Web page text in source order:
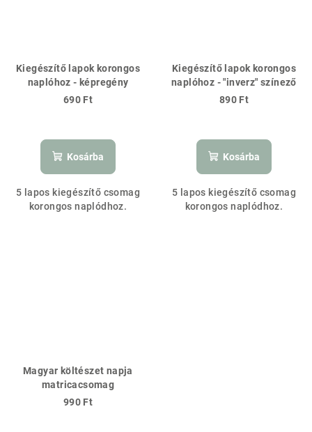
Kiegészítő lapok korongos
naplóhoz - képregény
690 Ft
Kosárba
5 lapos kiegészítő csomag
korongos naplódhoz.
Kiegészítő lapok korongos
naplóhoz - "inverz" színező
890 Ft
Kosárba
5 lapos kiegészítő csomag
korongos naplódhoz.
Magyar költészet napja
matricacsomag
990 Ft